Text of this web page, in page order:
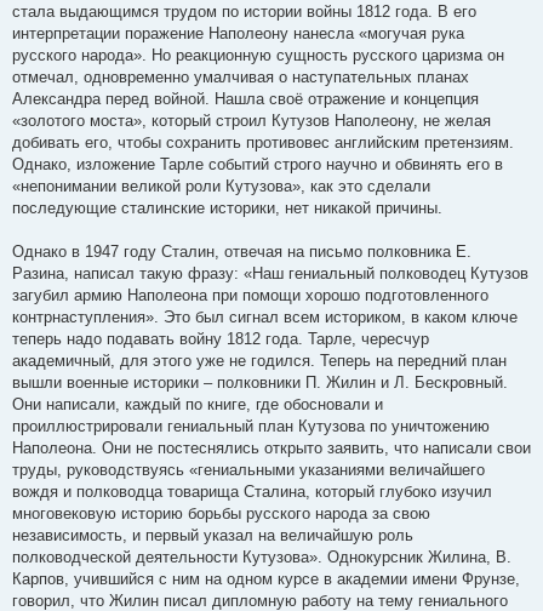
стала выдающимся трудом по истории войны 1812 года. В его
интерпретации поражение Наполеону нанесла «могучая рука
русского народа». Но реакционную сущность русского царизма он
отмечал, одновременно умалчивая о наступательных планах
Александра перед войной. Нашла своё отражение и концепция
«золотого моста», который строил Кутузов Наполеону, не желая
добивать его, чтобы сохранить противовес английским претензиям.
Однако, изложение Тарле событий строго научно и обвинять его в
«непонимании великой роли Кутузова», как это сделали
последующие сталинские историки, нет никакой причины.
Однако в 1947 году Сталин, отвечая на письмо полковника Е.
Разина, написал такую фразу: «Наш гениальный полководец Кутузов
загубил армию Наполеона при помощи хорошо подготовленного
контрнаступления». Это был сигнал всем историком, в каком ключе
теперь надо подавать войну 1812 года. Тарле, чересчур
академичный, для этого уже не годился. Теперь на передний план
вышли военные историки – полковники П. Жилин и Л. Бескровный.
Они написали, каждый по книге, где обосновали и
проиллюстрировали гениальный план Кутузова по уничтожению
Наполеона. Они не постеснялись открыто заявить, что написали свои
труды, руководствуясь «гениальными указаниями величайшего
вождя и полководца товарища Сталина, который глубоко изучил
многовековую историю борьбы русского народа за свою
независимость, и первый указал на величайшую роль
полководческой деятельности Кутузова». Однокурсник Жилина, В.
Карпов, учившийся с ним на одном курсе в академии имени Фрунзе,
говорил, что Жилин писал дипломную работу на тему гениального